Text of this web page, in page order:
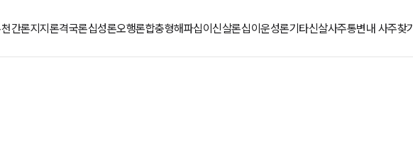
천간론지지론격국론십성론오행론합충형해파십이신살론십이운성론기타신살사주통변내 사주찾기